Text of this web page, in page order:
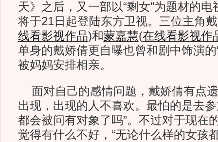
天》之后，又一部以“剩女”为题材的
将于21日起登陆东方卫视。三位主角
线看影视作品)和蒙嘉慧(在线看影视作
单身的戴娇倩更自曝也曾和剧中饰演的
被妈妈安排相亲。
面对自己的感情问题，戴娇倩有点
出现，出现的人不喜欢。最怕的是去
都会被问有对象了吗”。不过对于现在
觉得有什么不好，“无论什么样的女孩